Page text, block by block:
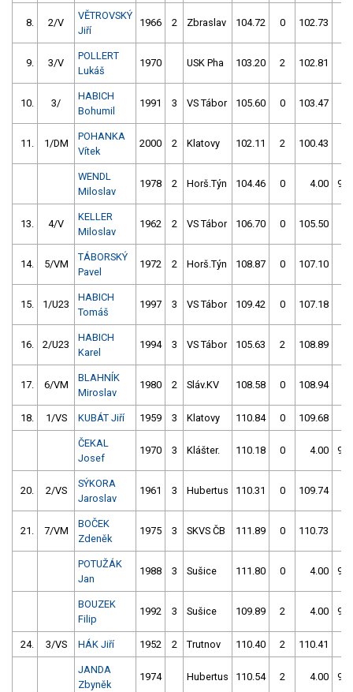
8. 2/V
VĚTROVSKÝ
Jiří
1966 2 Zbraslav 104.72 0 102.73
9. 3/V
POLLERT
Lukáš
1970 USK Pha 103.20 2 102.81
10. 3/
HABICH
Bohumil
1991 3 VS Tábor 105.60 0 103.47
11. 1/DM
POHANKA
Vítek
2000 2 Klatovy 102.11 2 100.43
WENDL
Miloslav
1978 2 Horš.Týn 104.46 0 4.00 999
13. 4/V
KELLER
Miloslav
1962 2 VS Tábor 106.70 0 105.50
14. 5/VM
TÁBORSKÝ
Pavel
1972 2 Horš.Týn 108.87 0 107.10
15. 1/U23
HABICH
Tomáš
1997 3 VS Tábor 109.42 0 107.18
16. 2/U23
HABICH
Karel
1994 3 VS Tábor 105.63 2 108.89
17. 6/VM
BLAHNÍK
Miroslav
1980 2 Sláv.KV 108.58 0 108.94
18. 1/VS KUBÁT Jiří 1959 3 Klatovy 110.84 0 109.68
ČEKAL
Josef
1970 3 Klášter. 110.18 0 4.00 999
20. 2/VS
SÝKORA
Jaroslav
1961 3 Hubertus 110.31 0 109.74
21. 7/VM
BOČEK
Zdeněk
1975 3 SKVS ČB 111.89 0 110.73
POTUŽÁK
Jan
1988 3 Sušice 111.80 0 4.00 999
BOUZEK
Filip
1992 3 Sušice 109.89 2 4.00 999
24. 3/VS HÁK Jiří 1952 2 Trutnov 110.40 2 110.41
JANDA
Zbyněk
1974 Hubertus 110.54 2 4.00 999